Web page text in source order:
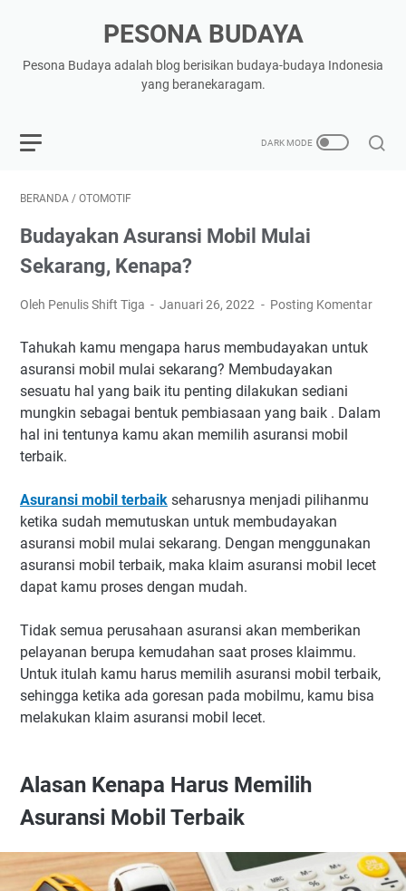
PESONA BUDAYA
Pesona Budaya adalah blog berisikan budaya-budaya Indonesia
yang beranekaragam.
BERANDA / OTOMOTIF
Budayakan Asuransi Mobil Mulai
Sekarang, Kenapa?
Oleh Penulis Shift Tiga Januari 26, 2022 Posting Komentar
Tahukah kamu mengapa harus membudayakan untuk
asuransi mobil mulai sekarang? Membudayakan
sesuatu hal yang baik itu penting dilakukan sediani
mungkin sebagai bentuk pembiasaan yang baik . Dalam
hal ini tentunya kamu akan memilih asuransi mobil
terbaik.
Asuransi mobil terbaik seharusnya menjadi pilihanmu
ketika sudah memutuskan untuk membudayakan
asuransi mobil mulai sekarang. Dengan menggunakan
asuransi mobil terbaik, maka klaim asuransi mobil lecet
dapat kamu proses dengan mudah.
Tidak semua perusahaan asuransi akan memberikan
pelayanan berupa kemudahan saat proses klaimmu.
Untuk itulah kamu harus memilih asuransi mobil terbaik,
sehingga ketika ada goresan pada mobilmu, kamu bisa
melakukan klaim asuransi mobil lecet.
Alasan Kenapa Harus Memilih
Asuransi Mobil Terbaik